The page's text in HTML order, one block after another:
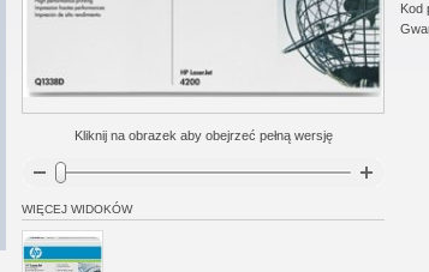
Kod
Kliknij na obrazek aby obejrzeć pełną wersję
WIĘCEJ WIDOKÓW